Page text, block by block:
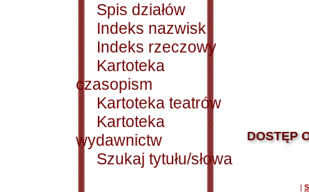
Spis działów
Indeks nazwisk
Indeks rzeczowy
Kartoteka
czasopism
Kartoteka teatrów
Kartoteka
wydawnictw
Szukaj tytułu/słowa
DOSTĘP
|